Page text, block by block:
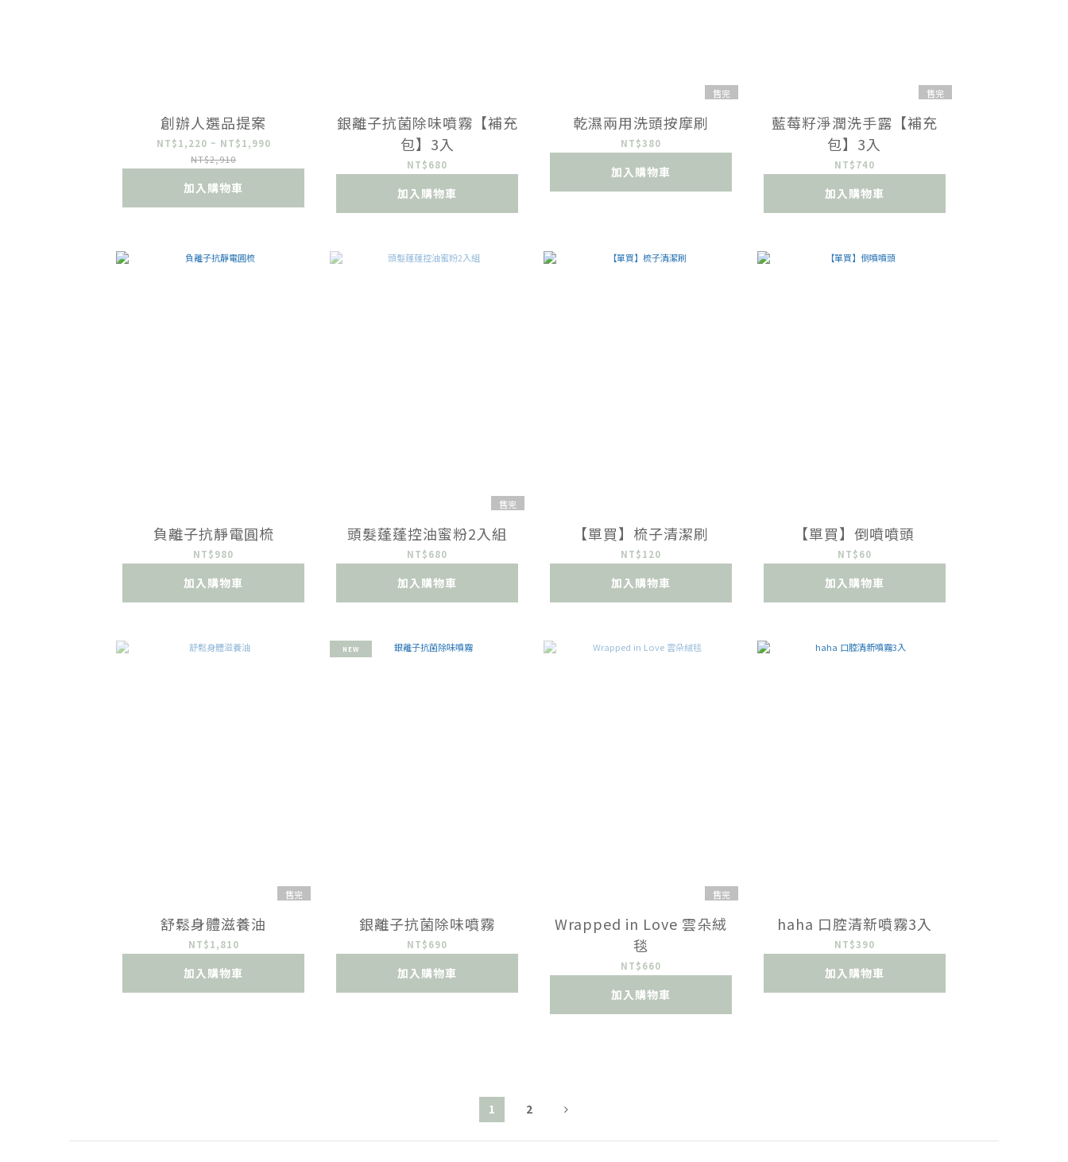
創辦人選品提案
NT$1,220 ~ NT$1,990
NT$2,910
加入購物車
銀離子抗菌除味噴霧【補充
包】3入
NT$680
加入購物車
售完
乾濕兩用洗頭按摩刷
NT$380
加入購物車
售完
藍莓籽淨潤洗手露【補充
包】3入
NT$740
加入購物車
負離子抗靜電圓梳
NT$980
加入購物車
售完
頭髮蓬蓬控油蜜粉2入組
NT$680
加入購物車
【單買】梳子清潔刷
NT$120
加入購物車
【單買】倒噴噴頭
NT$60
加入購物車
售完
舒鬆身體滋養油
NT$1,810
加入購物車
NEW
銀離子抗菌除味噴霧
NT$690
加入購物車
售完
Wrapped in Love 雲朵絨
毯
NT$660
加入購物車
haha 口腔清新噴霧3入
NT$390
加入購物車
1 2